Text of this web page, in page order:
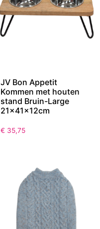
JV Bon Appetit
Kommen met houten
stand Bruin-Large
21x41x12cm
€ 35,75